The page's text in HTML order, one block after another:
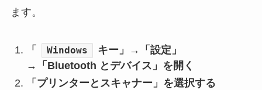
ます。
「 Windows
キー」→「設定」
→「Bluetooth とデバイス」を開く
「プリンターとスキャナー」を選択する